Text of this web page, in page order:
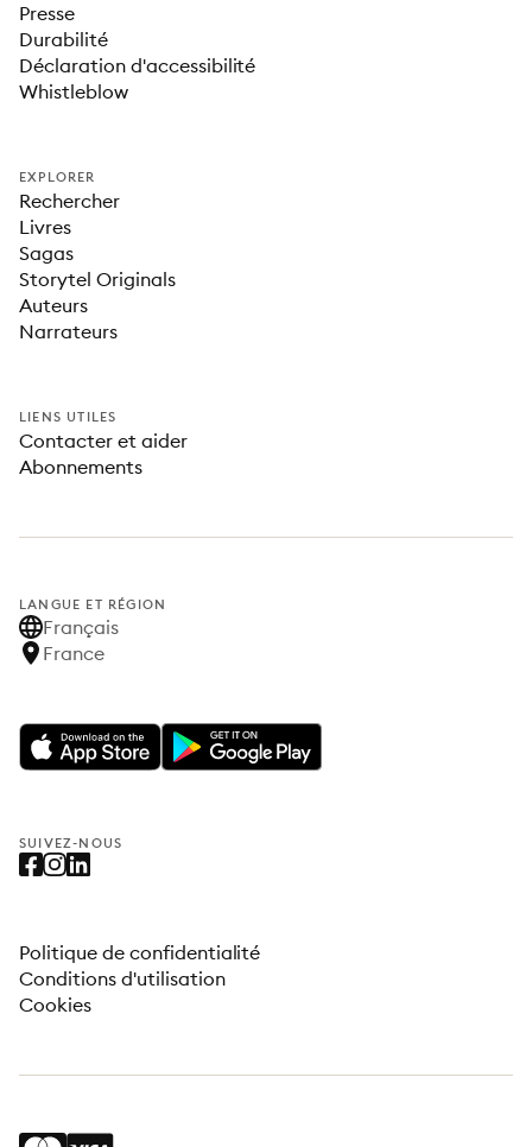
Presse
Durabilité
Déclaration d'accessibilité
Whistleblow
EXPLORER
Rechercher
Livres
Sagas
Storytel Originals
Auteurs
Narrateurs
LIENS UTILES
Contacter et aider
Abonnements
LANGUE ET RÉGION
Français
France
SUIVEZ-NOUS
Politique de confidentialité
Conditions d'utilisation
Cookies